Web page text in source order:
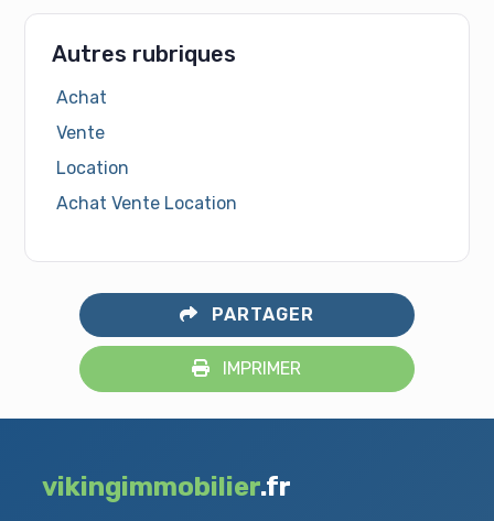
Autres rubriques
Achat
Vente
Location
Achat Vente Location
PARTAGER
IMPRIMER
vikingimmobilier.fr